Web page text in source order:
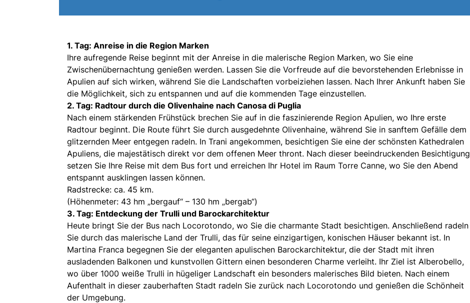
1. Tag: Anreise in die Region Marken
Ihre aufregende Reise beginnt mit der Anreise in die malerische Region Marken, wo Sie eine
Zwischenübernachtung genießen werden. Lassen Sie die Vorfreude auf die bevorstehenden Erlebnisse in
Apulien auf sich wirken, während Sie die Landschaften vorbeiziehen lassen. Nach Ihrer Ankunft haben Sie
die Möglichkeit, sich zu entspannen und auf die kommenden Tage einzustellen.
2. Tag: Radtour durch die Olivenhaine nach Canosa di Puglia
Nach einem stärkenden Frühstück brechen Sie auf in die faszinierende Region Apulien, wo Ihre erste
Radtour beginnt. Die Route führt Sie durch ausgedehnte Olivenhaine, während Sie in sanftem Gefälle dem
glitzernden Meer entgegen radeln. In Trani angekommen, besichtigen Sie eine der schönsten Kathedralen
Apuliens, die majestätisch direkt vor dem offenen Meer thront. Nach dieser beeindruckenden Besichtigung
setzen Sie Ihre Reise mit dem Bus fort und erreichen Ihr Hotel im Raum Torre Canne, wo Sie den Abend
entspannt ausklingen lassen können.
Radstrecke: ca. 45 km.
(Höhenmeter: 43 hm „bergauf“ – 130 hm „bergab“)
3. Tag: Entdeckung der Trulli und Barockarchitektur
Heute bringt Sie der Bus nach Locorotondo, wo Sie die charmante Stadt besichtigen. Anschließend radeln
Sie durch das malerische Land der Trulli, das für seine einzigartigen, konischen Häuser bekannt ist. In
Martina Franca begegnen Sie der eleganten apulischen Barockarchitektur, die der Stadt mit ihren
ausladenden Balkonen und kunstvollen Gittern einen besonderen Charme verleiht. Ihr Ziel ist Alberobello,
wo über 1000 weiße Trulli in hügeliger Landschaft ein besonders malerisches Bild bieten. Nach einem
Aufenthalt in dieser zauberhaften Stadt radeln Sie zurück nach Locorotondo und genießen die Schönheit
der Umgebung.